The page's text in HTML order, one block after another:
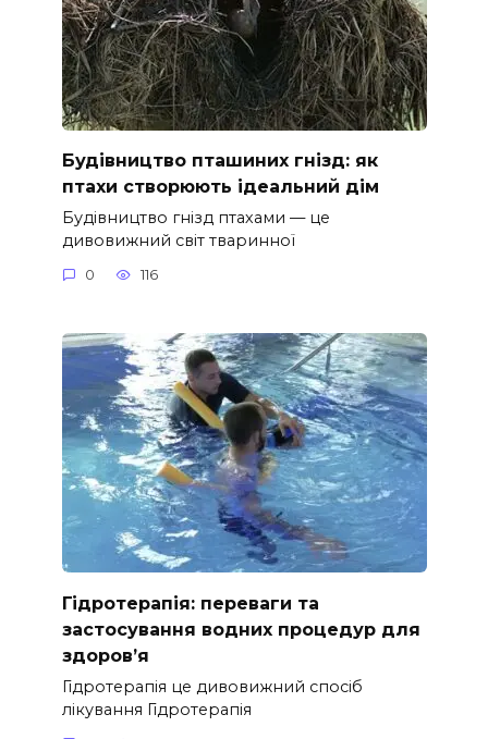
Будівництво пташиних гнізд: як
птахи створюють ідеальний дім
Будівництво гнізд птахами — це
дивовижний світ тваринної
0 116
Гідротерапія: переваги та
застосування водних процедур для
здоров’я
Гідротерапія це дивовижний спосіб
лікування Гідротерапія